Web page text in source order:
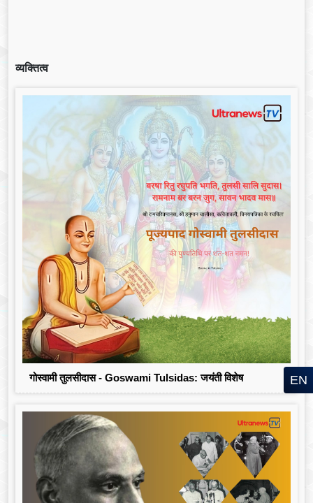
व्यक्तित्व
गोस्वामी तुलसीदास - Goswami Tulsidas: जयंती विशेष EN